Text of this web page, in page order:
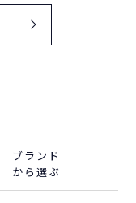
ブランド
から選ぶ